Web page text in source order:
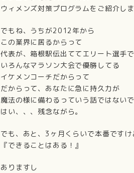
ウィメンズ対策プログラムをご紹介しま
でもね、うちが2012年から
この業界に居るからって
代表が、箱根駅伝出ててエリート選手で
いろんなマラソン大会で優勝してる
イケメンコーチだからって
だからって、あなたに急に持久力が
魔法の様に備わるっていう話ではないで
はい、、、残念ながら。
でも、あと、3ヶ月くらいで本番ですけ
『できることはある！』
ありますし